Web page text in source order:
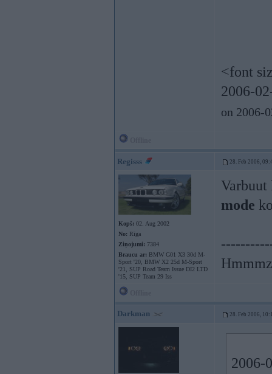
<font
2006-
on 2006-
Regisss 28. Feb 2006,
Kopš: 02. Aug 2002
No: Rīga
Ziņojumi: 7384
Braucu ar: BMW G01 X3 30d M-
Sport '20, BMW X2 25d M-Sport
'21, SUP Road Team Issue DI2 LTD
'15, SUP Team 29 Iss
mode
Darkman 28. Feb 2006,
2006-